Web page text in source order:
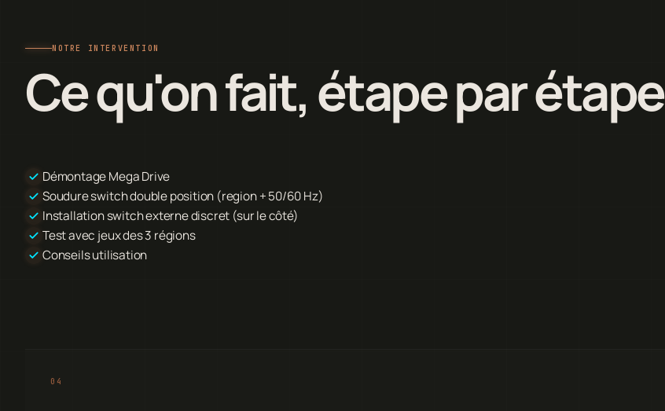
NOTRE INTERVENTION
Ce qu'on fait, étape par étape
Démontage Mega Drive
Soudure switch double position (region + 50/60 Hz)
Installation switch externe discret (sur le côté)
Test avec jeux des 3 régions
Conseils utilisation